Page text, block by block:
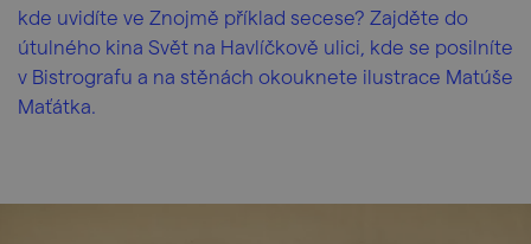
kde uvidíte ve Znojmě příklad secese? Zajděte do
útulného kina Svět na Havlíčkově ulici, kde se posilníte
v Bistrografu a na stěnách okouknete ilustrace Matúše
Maťátka.